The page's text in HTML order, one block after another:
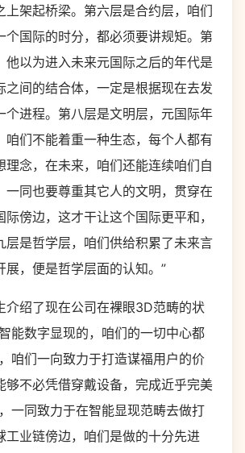
上架起桥梁。第六层是合约层，咱们
个国际的时分，都必须要讲规矩。第
他以为进入未来元国际之后的年代是
之间的结合体，一定是根据现在去发
个进程。第八层是文明层，元国际年
咱们不能着重一种生态，每个人都有
理念，在未来，咱们还能连续咱们自
一同也要尊重其它人的文明，贯穿在
傍边，这才干让这个国际更平和，
层是哲学层，咱们供给积累了未来言
展，便是哲学层面的认知。”
介绍了现在公司在裸眼3D范畴的状
能数字显现的，咱们的一切中心都
咱们一向致力于打造谋福用户的价
够不必凭借穿戴设备，完成近乎完美
一同致力于在智能显现范畴去做打
工业链傍边，咱们是做的十分先进